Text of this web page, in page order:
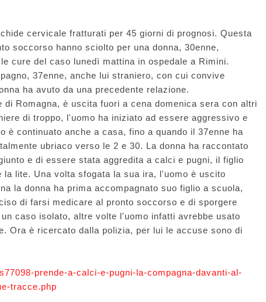
cervicale fratturati per 45 giorni di prognosi. Questa
soccorso hanno sciolto per una donna, 30enne,
cure del caso lunedì mattina in ospedale a Rimini.
37enne, anche lui straniero, con cui convive
ha avuto da una precedente relazione.
Romagna, è uscita fuori a cena domenica sera con altri
di troppo, l'uomo ha iniziato ad essere aggressivo e
è continuato anche a casa, fino a quando il 37enne ha
ubriaco verso le 2 e 30. La donna ha raccontato
e di essere stata aggredita a calci e pugni, il figlio
la lite. Una volta sfogata la sua ira, l'uomo è uscito
la donna ha prima accompagnato suo figlio a scuola,
di farsi medicare al pronto soccorso e di sporgere
caso isolato, altre volte l'uomo infatti avrebbe usato
Ora è ricercato dalla polizia, per lui le accuse sono di
prende-a-calci-e-pugni-la-compagna-davanti-al-
tracce.php